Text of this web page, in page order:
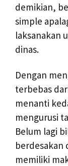
demikian,
simple
laksanakan
dinas.
Dengan
terbebas
menanti
mengurusi
Belum lagi
berdesakan
memiliki